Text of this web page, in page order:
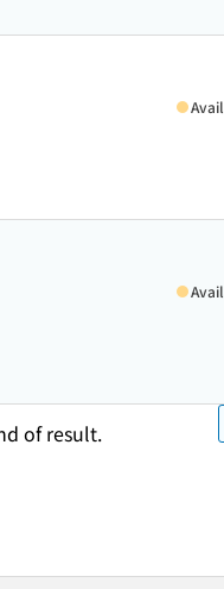
of result.